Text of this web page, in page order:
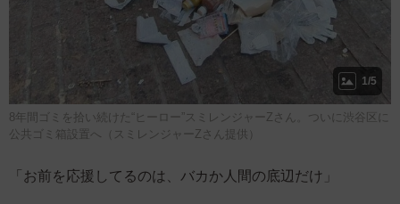
1/5
8年間ゴミを拾い続けた“ヒーロー”スミレンジャーZさん。ついに渋谷区に
公共ゴミ箱設置へ（スミレンジャーZさん提供）
「お前を応援してるのは、バカか人間の底辺だけ」